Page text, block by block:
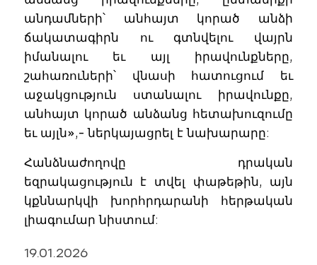
անդամների՝ անհայտ կորած անձի
ճակատագիրն ու գտնվելու վայրն
իմանալու եւ այլ իրավունքները,
շահառուների՝ վնասի հատուցում եւ
աջակցություն ստանալու իրավունքը,
անհայտ կորած անձանց հետախուզումը
եւ այլն»,- ներկայացրել է նախարարը:
Հանձնաժողովը դրական
եզրակացություն է տվել փաթեթին, այն
կքննարկվի խորհրդարանի հերթական
լիագումար նիստում:
19.01.2026